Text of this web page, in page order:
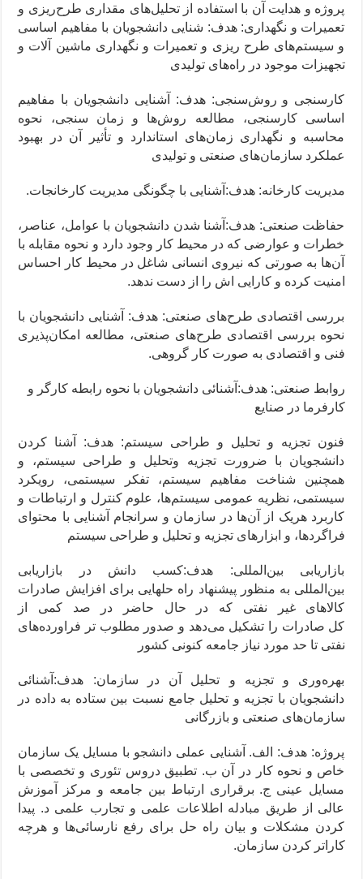
پروژه و هدایت آن با استفاده از تحلیل‌های مقداری طرح‌ریزی و
تعمیرات و نگهداری: هدف: شنایی دانشجویان با مفاهیم اساسی
و سیستم‌های طرح ریزی و تعمیرات و نگهداری ماشین آلات و
تجهیزات موجود در راه‌های تولیدی
کارسنجی و روش‌سنجی: هدف: آشنایی دانشجویان با مفاهیم
اساسی کارسنجی، مطالعه روش‌ها و زمان سنجی، نحوه
محاسبه و نگهداری زمان‌های استاندارد و تأثیر آن در بهبود
عملکرد سازمان‌های صنعتی و تولیدی
مدیریت کارخانه: هدف:آشنایی با چگونگی مدیریت کارخانجات.
حفاظت صنعتی: هدف:آشنا شدن دانشجویان با عوامل، عناصر،
خطرات و عوارضی که در محیط کار وجود دارد و نحوه مقابله با
آن‌ها به صورتی که نیروی انسانی شاغل در محیط کار احساس
امنیت کرده و کارایی اش را از دست ندهد.
بررسی اقتصادی طرح‌های صنعتی: هدف: آشنایی دانشجویان با
نحوه بررسی اقتصادی طرح‌های صنعتی، مطالعه امکان‌پذیری
فنی و اقتصادی به صورت کار گروهی.
روابط صنعتی: هدف:آشنائی دانشجویان با نحوه رابطه کارگر و
کارفرما در صنایع
فنون تجزیه و تحلیل و طراحی سیستم: هدف: آشنا کردن
دانشجویان با ضرورت تجزیه وتحلیل و طراحی سیستم، و
همچنین شناخت مفاهیم سیستم، تفکر سیستمی، رویکرد
سیستمی، نظریه عمومی سیستم‌ها، علوم کنترل و ارتباطات و
کاربرد هریک از آن‌ها در سازمان و سرانجام آشنایی با محتوای
فراگردها، و ابزارهای تجزیه و تحلیل و طراحی سیستم
بازاریابی بین‌المللی: هدف:کسب دانش در بازاریابی
بین‌المللی به منظور پیشنهاد راه حلهایی برای افزایش صادرات
کالاهای غیر نفتی که در حال حاضر در صد کمی از
کل صادرات را تشکیل می‌دهد و صدور مطلوب تر فراورده‌های
نفتی تا حد مورد نیاز جامعه کنونی کشور
بهره‌وری و تجزیه و تحلیل آن در سازمان: هدف:آشنائی
دانشجویان با تجزیه و تحلیل جامع نسبت بین ستاده به داده در
سازمان‌های صنعتی و بازرگانی
پروژه: هدف: الف. آشنایی عملی دانشجو با مسایل یک سازمان
خاص و نحوه کار در آن ب. تطبیق دروس تئوری و تخصصی با
مسایل عینی ج. برقراری ارتباط بین جامعه و مرکز آموزش
عالی از طریق مبادله اطلاعات علمی و تجارب علمی د. پیدا
کردن مشکلات و بیان راه حل برای رفع نارسائی‌ها و هرچه
کاراتر کردن سازمان.